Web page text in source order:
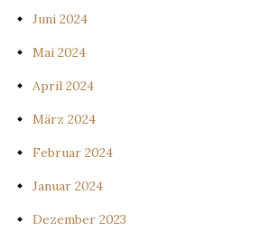
Juni 2024
Mai 2024
April 2024
März 2024
Februar 2024
Januar 2024
Dezember 2023